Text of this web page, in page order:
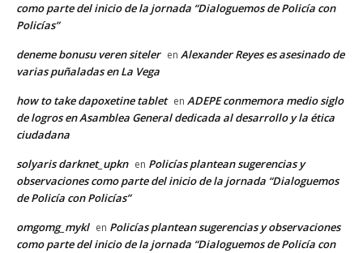
como parte del inicio de la jornada “Dialoguemos de Policía con
Policías”
deneme bonusu veren siteler en Alexander Reyes es asesinado de
varias puñaladas en La Vega
how to take dapoxetine tablet en ADEPE conmemora medio siglo
de logros en Asamblea General dedicada al desarrollo y la ética
ciudadana
solyaris darknet_upkn en Policías plantean sugerencias y
observaciones como parte del inicio de la jornada “Dialoguemos
de Policía con Policías”
omgomg_mykl en Policías plantean sugerencias y observaciones
como parte del inicio de la jornada “Dialoguemos de Policía con